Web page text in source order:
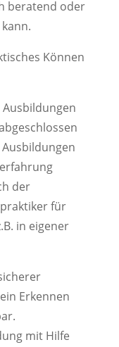
beratend oder
Können
der
für
in eigener
Erkennen
mit Hilfe